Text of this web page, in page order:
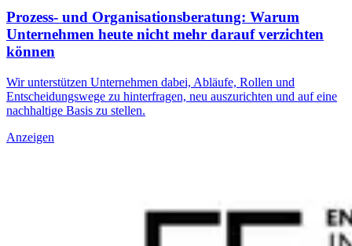
Prozess- und Organisationsberatung: Warum
Unternehmen heute nicht mehr darauf verzichten
können
Wir unterstützen Unternehmen dabei, Abläufe, Rollen und
Entscheidungswege zu hinterfragen, neu auszurichten und auf eine
nachhaltige Basis zu stellen.
Anzeigen